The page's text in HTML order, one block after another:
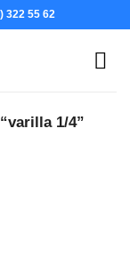
322 55 62
1/4”